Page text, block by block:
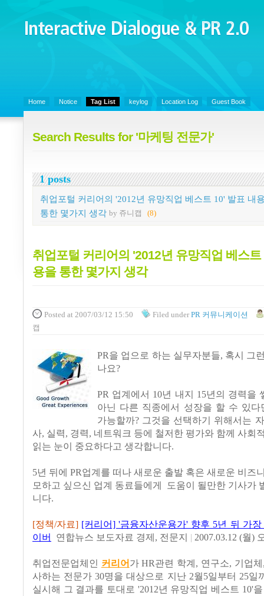
Interactive Dialogue &
PR 2.0
Home Notice Tag List keylog Location Log Guest Book
Search Results for '마케팅 전문가'
1 posts
취업포털 커리어의 '2012년 유망직업 베스트 10' 발표 내
통한 몇가지 생각 by 쥬니캡 (8)
취업포털 커리어의 '2012년 유망직업 베스
용을 통한 몇가지 생각
Posted at 2007/03/12 15:50 Filed under PR 커뮤니케이션
캡
PR을 업으로 하는 실무자분들, 혹시 그
나요?
PR 업계에서 10년 내지 15년의 경력을
아닌 다른 직종에서 성장을 할 수 있다
가능할까? 그것을 선택하기 위해서는
사, 실력, 경력, 네트워크 등에 철저한 평가와 함께 사회
읽는 눈이 중요하다고 생각합니다.
5년 뒤에 PR업계를 떠나 새로운 출발 혹은 새로운 비즈
모하고 싶으신 업계 동료들에게 도움이 될만한 기사가
니다.
[정책/자료] [커리어] '금융자산운용가' 향후 5년 뒤 가
이버
연합뉴스 보도자료 경제, 전문지 | 2007.03.12 (월)
취업전문업체인 커리어 가 HR관련 학계, 연구소, 기업
사하는 전문가 30명을 대상으로 지난 2월5일부터 25일
실시해 그 결과를 토대로 '2012년 유망직업 베스트 10'